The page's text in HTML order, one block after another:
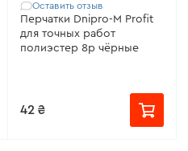
Оставить отзыв
Перчатки Dnipro-M Profit
для точных работ
полиэстер 8р чёрные
42 ₴